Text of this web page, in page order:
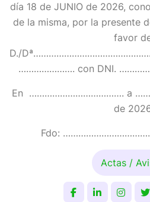
día 18 de JUNIO de 2026,
de la misma, por la presente
favor
D./
…………………. con DNI.
En ………………………………. a
de
Fdo:
Actas /